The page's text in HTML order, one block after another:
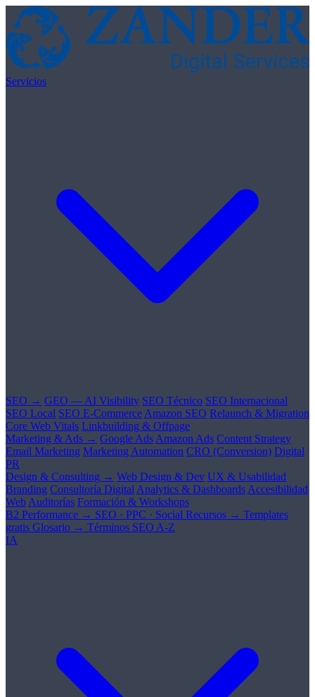
Skip to content
Servicios
SEO → GEO — AI Visibility SEO Técnico SEO Internacional
SEO Local SEO E-Commerce Amazon SEO Relaunch & Migration
Core Web Vitals Linkbuilding & Offpage
Marketing & Ads → Google Ads Amazon Ads Content Strategy
Email Marketing Marketing Automation CRO (Conversion) Digital
PR
Design & Consulting → Web Design & Dev UX & Usabilidad
Branding Consultoría Digital Analytics & Dashboards Accesibilidad
Web Auditorías Formación & Workshops
B2 Performance → SEO · PPC · Social Recursos → Templates
gratis Glosario → Términos SEO A-Z
IA